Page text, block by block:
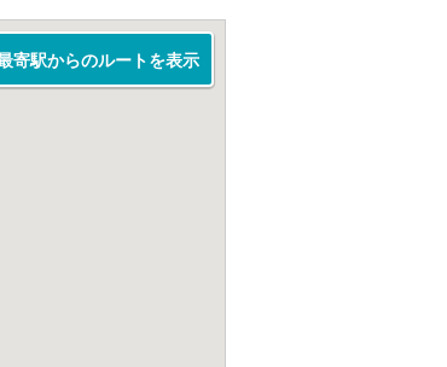
寄駅からのルートを表示